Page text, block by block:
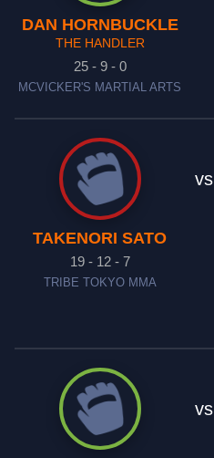
DAN HORNBUCKLE
THE HANDLER
25 - 9 - 0
MCVICKER'S MARTIAL ARTS
TAKENORI SATO
19 - 12 - 7
TRIBE TOKYO MMA
vs
vs